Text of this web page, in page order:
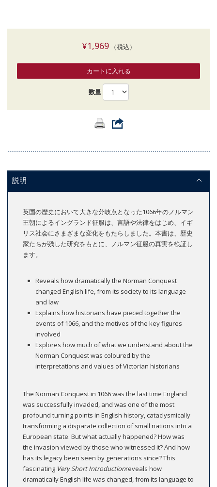
¥1,969（税込）
カートに入れる
数量
説明
英国の歴史において大きな分岐点となった1066年のノルマン
王朝によるイングランド征服は、言語や法律をはじめ、イギ
リス社会にさまざまな変化をもたらしました。本書は、歴史
家たちが残した研究をもとに、ノルマン征服の真実を検証し
ます。
Reveals how dramatically the Norman Conquest
changed English life, from its society to its language
and law
Explains how historians have pieced together the
events of 1066, and the motives of the key figures
involved
Explores how much of what we understand about the
Norman Conquest was coloured by the
interpretations and values of Victorian historians
The Norman Conquest in 1066 was the last time England
was successfully invaded, and was one of the most
profound turning points in English history, cataclysmically
transforming a disparate collection of small nations into a
European state. But what actually happened? How was
the invasion viewed by those who witnessed it? And how
has its legacy been seen by generations since? This
fascinating Very Short Introductionreveals how
dramatically English life was changed, from its language to